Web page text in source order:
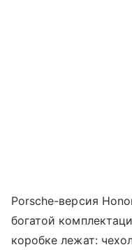
Porsche-версия
богатой
коробке лежат: